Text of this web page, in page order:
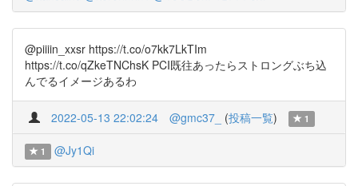
@piiiin_xxsr https://t.co/o7kk7LkTIm
https://t.co/qZkeTNChsK PCI既往あったらストロングぶち込
んでるイメージあるわ
2022-05-13 22:02:24 @gmc37_ (投稿一覧) 1
1 @Jy1Qi